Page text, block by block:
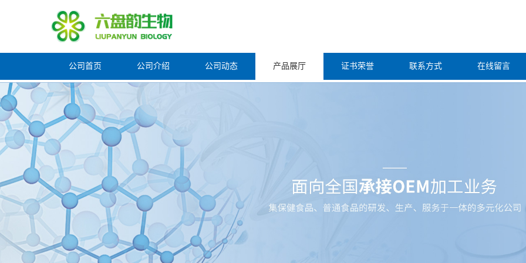
公司首页 公司介绍 公司动态 产品展厅 证书荣誉 联系方式 在线留言